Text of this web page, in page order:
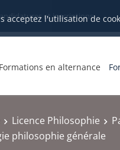
acceptez l'utilisation de
et inscriptions
Formations en alternance
Licence Philosophie
philosophie générale